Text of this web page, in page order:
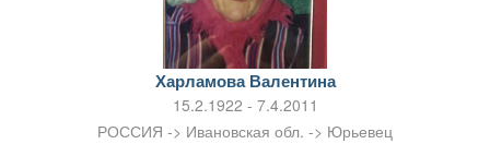
Харламова Валентина
15.2.1922 - 7.4.2011
РОССИЯ -> Ивановская обл. -> Юрьевец